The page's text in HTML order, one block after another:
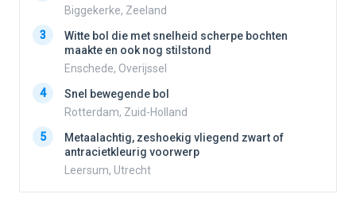
Biggekerke, Zeeland
3
Witte bol die met snelheid scherpe bochten
maakte en ook nog stilstond
Enschede, Overijssel
4
Snel bewegende bol
Rotterdam, Zuid-Holland
5
Metaalachtig, zeshoekig vliegend zwart of
antracietkleurig voorwerp
Leersum, Utrecht